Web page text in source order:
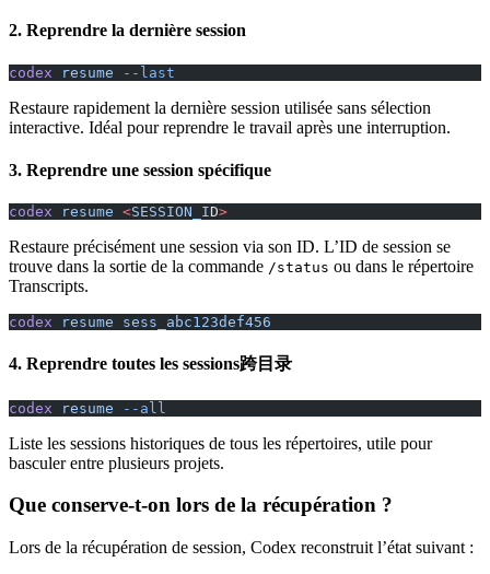
2. Reprendre la dernière session
codex resume --last
Restaure rapidement la dernière session utilisée sans sélection
interactive. Idéal pour reprendre le travail après une interruption.
3. Reprendre une session spécifique
codex resume <SESSION_ID>
Restaure précisément une session via son ID. L’ID de session se
trouve dans la sortie de la commande /status ou dans le répertoire
Transcripts.
codex resume sess_abc123def456
4. Reprendre toutes les sessions跨目录
codex resume --all
Liste les sessions historiques de tous les répertoires, utile pour
basculer entre plusieurs projets.
Que conserve-t-on lors de la récupération ?
Lors de la récupération de session, Codex reconstruit l’état suivant :